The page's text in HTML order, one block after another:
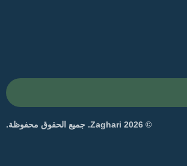
© 2026 Zaghari. جميع الحقوق محفوظة.